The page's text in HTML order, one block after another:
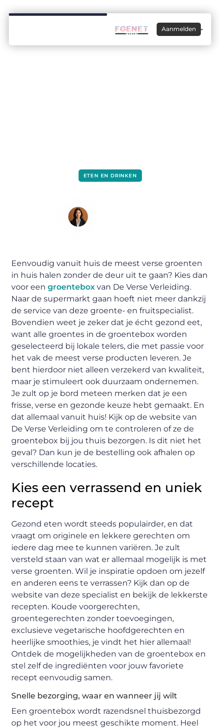
Aanmelden
ETEN EN DRINKEN
Eenvoudig vanuit huis de meest verse groenten
in huis halen zonder de deur uit te gaan? Kies dan
voor eengroentebox van De Verse Verleiding.
Naar de supermarkt gaan hoeft niet meer dankzij
de service van deze groente- en fruitspecialist.
Bovendien weet je zeker dat je écht gezond eet,
want alle groentes in de groentebox worden
geselecteerd bij lokale telers, die met passie voor
het vak de meest verse producten leveren. Je
bent hierdoor niet alleen verzekerd van kwaliteit,
maar je stimuleert ook duurzaam ondernemen.
Je zult op je bord meteen merken dat je een
frisse, verse en gezonde keuze hebt gemaakt. En
dat allemaal vanuit huis! Kijk op de website van
De Verse Verleiding om te controleren of ze de
groentebox bij jou thuis bezorgen. Is dit niet het
geval? Dan kun je de bestelling ook afhalen op
verschillende locaties.
Kies een verrassend en uniek
recept
Gezond eten wordt steeds populairder, en dat
vraagt om originele en lekkere gerechten om
iedere dag mee te kunnen variëren. Je zult
versteld staan van wat er allemaal mogelijk is met
verse groenten. Wil je inspiratie opdoen om jezelf
en anderen eens te verrassen? Kijk dan op de
website van deze specialist en bekijk de lekkerste
recepten. Koude voorgerechten,
groentegerechten zonder toevoegingen,
exclusieve vegetarische hoofdgerechten en
heerlijke smoothies, je vindt het hier allemaal!
Ontdek de mogelijkheden van de groentebox en
stel zelf de ingrediënten voor jouw favoriete
recept eenvoudig samen.
Snelle bezorging, waar en wanneer jij wilt
Een groentebox wordt razendsnel thuisbezorgd
op het voor jou meest geschikte moment. Heel